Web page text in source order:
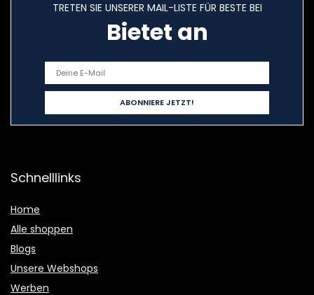
TRETEN SIE UNSERER MAIL-LISTE FÜR BESTE BEI
Bietet an
Schnelllinks
Home
Alle shoppen
Blogs
Unsere Webshops
Werben